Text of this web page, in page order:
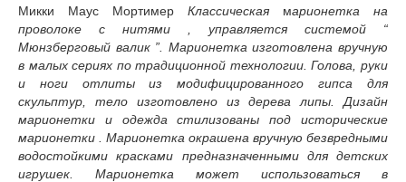
Микки Маус Мортимер Классическая марионетка на
проволоке с нитями , управляется системой “
Мюнзберговый валик ”. Марионетка изготовлена вручную
в малых сериях по традиционной технологии. Голова, руки
и ноги отлиты из модифицированного гипса для
скульптур, тело изготовлено из дерева липы. Дизайн
марионетки и одежда стилизованы под исторические
марионетки . Марионетка окрашена вручную безвредными
водостойкими красками предназначенными для детских
игрушек. Марионетка может использоваться в